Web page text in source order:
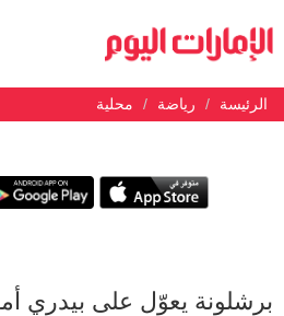
الرئيسة رياضة محلية
برشلونة يعوّل على بيدري